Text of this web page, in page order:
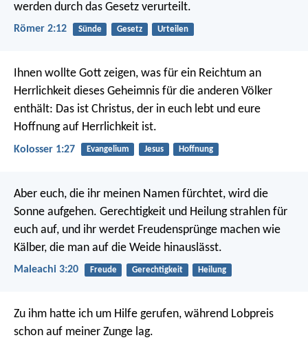
werden durch das Gesetz verurteilt.
Römer 2:12 Sünde Gesetz Urteilen
Ihnen wollte Gott zeigen, was für ein Reichtum an
Herrlichkeit dieses Geheimnis für die anderen Völker
enthält: Das ist Christus, der in euch lebt und eure
Hoffnung auf Herrlichkeit ist.
Kolosser 1:27 Evangelium Jesus Hoffnung
Aber euch, die ihr meinen Namen fürchtet, wird die
Sonne aufgehen. Gerechtigkeit und Heilung strahlen für
euch auf, und ihr werdet Freudensprünge machen wie
Kälber, die man auf die Weide hinauslässt.
Maleachi 3:20 Freude Gerechtigkeit Heilung
Zu ihm hatte ich um Hilfe gerufen, während Lobpreis
schon auf meiner Zunge lag.